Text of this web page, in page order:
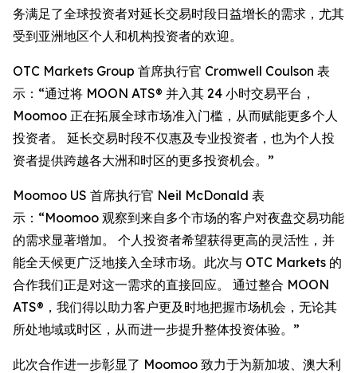
务满足了全球投资者对延长交易时段日益增长的需求，尤其
受到亚洲地区个人和机构投资者的欢迎。
OTC Markets Group 首席执行官 Cromwell Coulson 表
示：“通过将 MOON ATS® 并入其 24 小时交易平台，
Moomoo 正在拓展全球市场准入门槛，从而赋能更多个人
投资者。 延长交易时段不仅惠及专业投资者，也为个人投
资者提供跨越各大洲和时区的更多投资机会。”
Moomoo US 首席执行官 Neil McDonald 表
示：“Moomoo 观察到来自多个市场的客户对夜盘交易功能
的需求显著增加。 个人投资者希望获得更高的灵活性，并
能全天候更广泛地接入全球市场。此次与 OTC Markets 的
合作我们正是对这一需求的直接回应。 通过整合 MOON
ATS®，我们得以助力客户更及时地把握市场机会，无论其
所处地域或时区，从而进一步提升整体投资体验。”
此次合作进一步彰显了 Moomoo 致力于为新加坡、澳大利